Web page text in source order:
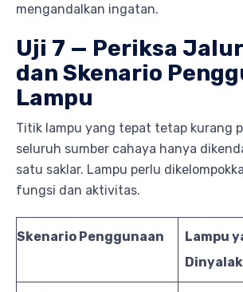
mengandalkan ingatan.
Uji 7 — Periksa
dan Skenario
Lampu
Titik lampu yang tepat tetap kurang
seluruh sumber cahaya hanya
satu saklar. Lampu perlu
fungsi dan aktivitas.
Skenario Penggunaan
Lampu